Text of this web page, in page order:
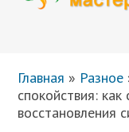
Главная » Разное
спокойствия:
восстановления